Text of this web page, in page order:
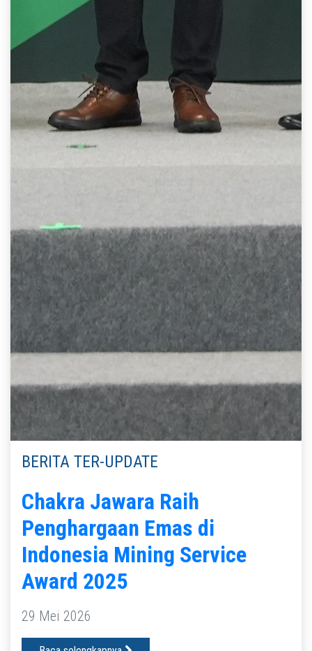
BERITA TER-UPDATE
Chakra Jawara Raih
Penghargaan Emas di
Indonesia Mining Service
Award 2025
29 Mei 2026